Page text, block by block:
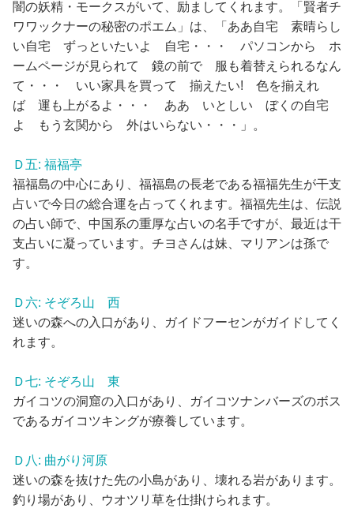
闇の妖精・モークスがいて、励ましてくれます。「賢者チ
ワワックナーの秘密のポエム」は、「ああ自宅 素晴らし
い自宅 ずっといたいよ 自宅・・・ パソコンから ホ
ームページが見られて 鏡の前で 服も着替えられるなん
て・・・ いい家具を買って 揃えたい! 色を揃えれ
ば 運も上がるよ・・・ ああ いとしい ぼくの自宅
よ もう玄関から 外はいらない・・・」。
Ｄ五: 福福亭
福福島の中心にあり、福福島の長老である福福先生が干支
占いで今日の総合運を占ってくれます。福福先生は、伝説
の占い師で、中国系の重厚な占いの名手ですが、最近は干
支占いに凝っています。チヨさんは妹、マリアンは孫で
す。
Ｄ六: そぞろ山 西
迷いの森への入口があり、ガイドフーセンがガイドしてく
れます。
Ｄ七: そぞろ山 東
ガイコツの洞窟の入口があり、ガイコツナンバーズのボス
であるガイコツキングが療養しています。
Ｄ八: 曲がり河原
迷いの森を抜けた先の小島があり、壊れる岩があります。
釣り場があり、ウオツリ草を仕掛けられます。